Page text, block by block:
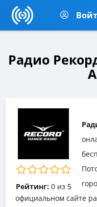
Радио
Рейтинг: 0из 5
официальном сайте